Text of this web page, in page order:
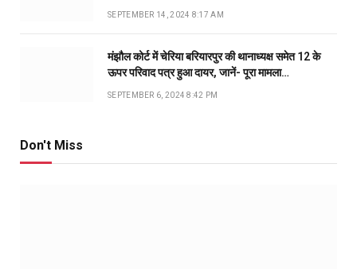
SEPTEMBER 14, 2024 8:17 AM
मंझौल कोर्ट में चेरिया बरियारपुर की थानाध्यक्ष समेत 12 के
ऊपर परिवाद पत्र हुआ दायर, जानें- पूरा मामला…
SEPTEMBER 6, 2024 8:42 PM
Don't Miss